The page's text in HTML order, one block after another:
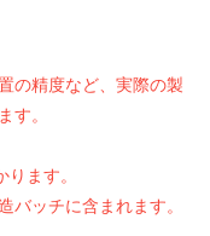
の精度など、実際の製
す。
ます。
バッチに含まれます。